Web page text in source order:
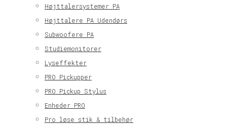
Højttalersystemer PA
Højttalere PA Udendørs
Subwoofere PA
Studiemonitorer
Lyseffekter
PRO Pickupper
PRO Pickup Stylus
Enheder PRO
Pro løse stik & tilbehør